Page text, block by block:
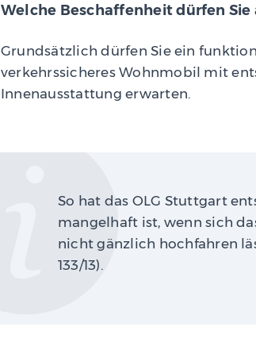
Welche Beschaffenheit dürfen
Grundsätzlich dürfen Sie ein
verkehrssicheres Wohnmobil mit
Innenausstattung erwarten.
So hat das OLG Stuttgart
mangelhaft ist, wenn sich
nicht gänzlich hochfahren
133/13).